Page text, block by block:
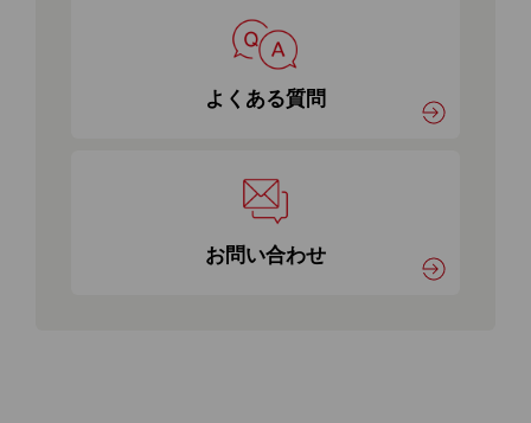
よくある質問
お問い合わせ